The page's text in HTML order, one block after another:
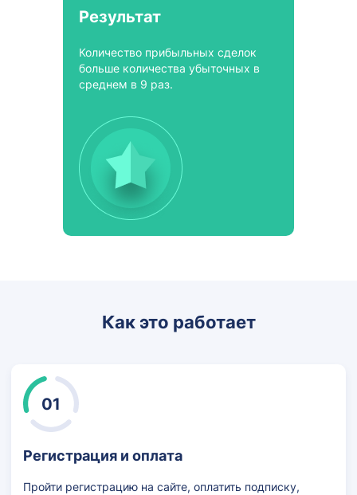
Результат
Количество прибыльных сделок
больше количества убыточных в
среднем в 9 раз.
Как это работает
01
Регистрация и оплата
Пройти регистрацию на сайте, оплатить подписку,